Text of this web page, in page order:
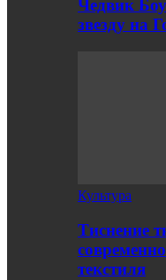
Чедвик
звезду на
Культура
Тиснение
текстиля